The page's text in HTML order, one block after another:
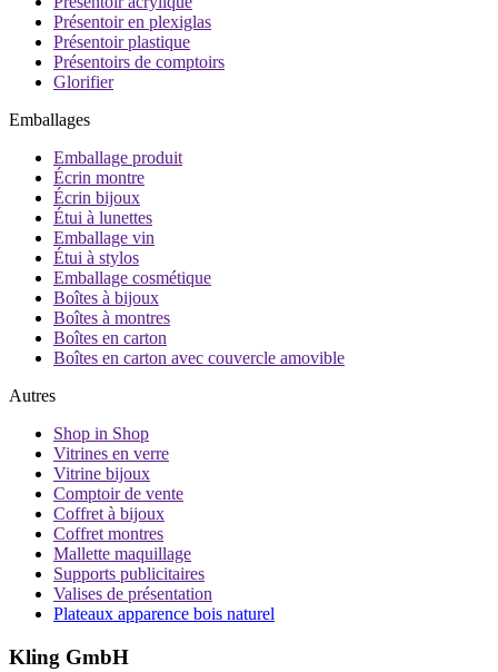
Présentoir en plexiglas
Présentoir plastique
Présentoirs de comptoirs
Glorifier
Emballages
Emballage produit
Écrin montre
Écrin bijoux
Étui à lunettes
Emballage vin
Étui à stylos
Emballage cosmétique
Boîtes à bijoux
Boîtes à montres
Boîtes en carton
Boîtes en carton avec couvercle amovible
Autres
Shop in Shop
Vitrines en verre
Vitrine bijoux
Comptoir de vente
Coffret à bijoux
Coffret montres
Mallette maquillage
Supports publicitaires
Valises de présentation
Plateaux apparence bois naturel
Kling GmbH